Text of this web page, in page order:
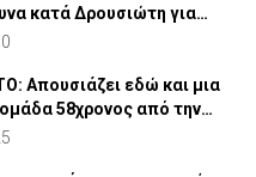
κατά Δρουσιώτη για
Μαφία»
Απουσιάζει εδώ και μια
58χρονος από την
του στη Λευκωσία